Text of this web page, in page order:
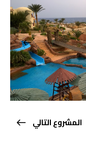
المشروع التالي